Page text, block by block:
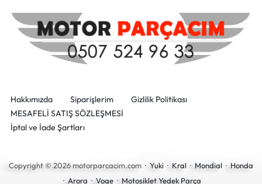
Hakkımızda Siparişlerim
Gizlilik Politikası
MESAFELİ SATIŞ SÖZLEŞMESİ
İptal ve İade Şartları
Copyright © 2026 motorparcacim.com · Yuki · Kral · Mondial · Honda
· Arora · Voge· Motosiklet Yedek Parça